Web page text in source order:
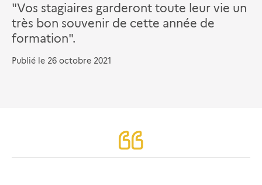
"Vos stagiaires garderont toute leur vie un
très bon souvenir de cette année de
formation".
Publié le 26 octobre 2021